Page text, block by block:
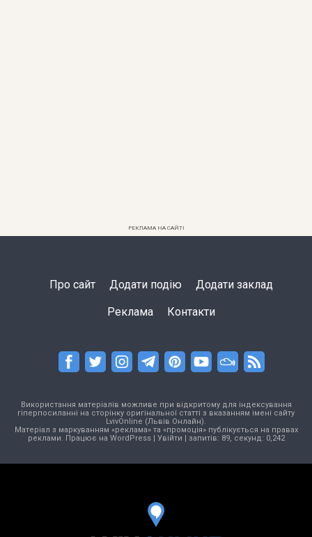
РЕКЛАМА НА САЙТІ
Про сайт Додати подію Додати заклад
Реклама Контакти
Використання матеріалів можливе при відкритому для індексування
гіперпосиланні на сторінку оригінальної статті з вказанням імені сайту
LvivOnline (Львів Онлайн).
Матеріал з маркуванням «реклама» та «промоція» публікується на правах
реклами. Працює на WordPress| Увійти | запитів: 89, секунд: 0,242